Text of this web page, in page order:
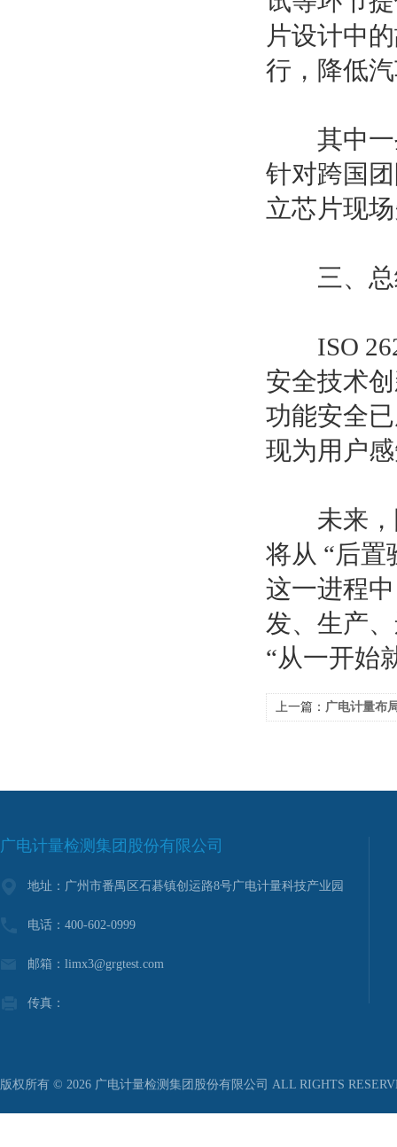
片设计中
行，降低
其中一些
针对跨国
立芯片现
三、总
ISO
安全技术
功能安全
现为用户
未来，随
将从 “后置
这一进程
发、生产
“从一开始
上一篇： 广电计量布局车载语音通
广电计量检测集团股份有限公司
地址：广州市番禺区石碁镇创运路8号广电计量科技产业园
电话：400-602-0999
邮箱：limx3@grgtest.com
传真：
版权所有 © 2026 广电计量检测集团股份有限公司 ALL RIGHTS